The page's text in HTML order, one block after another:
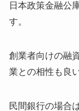
日本政策金融公
す。
創業者向けの融
業との相性も良
民間銀行の場合